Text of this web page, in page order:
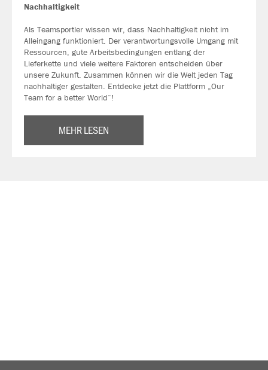
Nachhaltigkeit
Als Teamsportler wissen wir, dass Nachhaltigkeit nicht im
Alleingang funktioniert. Der verantwortungsvolle Umgang mit
Ressourcen, gute Arbeitsbedingungen entlang der
Lieferkette und viele weitere Faktoren entscheiden über
unsere Zukunft. Zusammen können wir die Welt jeden Tag
nachhaltiger gestalten. Entdecke jetzt die Plattform „Our
Team for a better World“!
MEHR LESEN